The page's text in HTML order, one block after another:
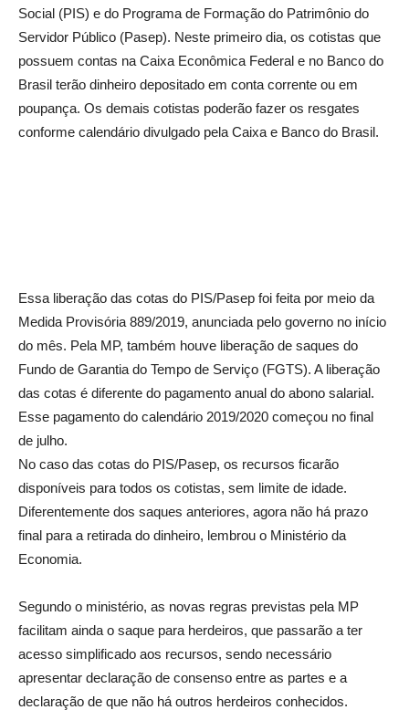
Social (PIS) e do Programa de Formação do Patrimônio do
Servidor Público (Pasep). Neste primeiro dia, os cotistas que
possuem contas na Caixa Econômica Federal e no Banco do
Brasil terão dinheiro depositado em conta corrente ou em
poupança. Os demais cotistas poderão fazer os resgates
conforme calendário divulgado pela Caixa e Banco do Brasil.
Essa liberação das cotas do PIS/Pasep foi feita por meio da
Medida Provisória 889/2019, anunciada pelo governo no início
do mês. Pela MP, também houve liberação de saques do
Fundo de Garantia do Tempo de Serviço (FGTS). A liberação
das cotas é diferente do pagamento anual do abono salarial.
Esse pagamento do calendário 2019/2020 começou no final
de julho.
No caso das cotas do PIS/Pasep, os recursos ficarão
disponíveis para todos os cotistas, sem limite de idade.
Diferentemente dos saques anteriores, agora não há prazo
final para a retirada do dinheiro, lembrou o Ministério da
Economia.
Segundo o ministério, as novas regras previstas pela MP
facilitam ainda o saque para herdeiros, que passarão a ter
acesso simplificado aos recursos, sendo necessário
apresentar declaração de consenso entre as partes e a
declaração de que não há outros herdeiros conhecidos.